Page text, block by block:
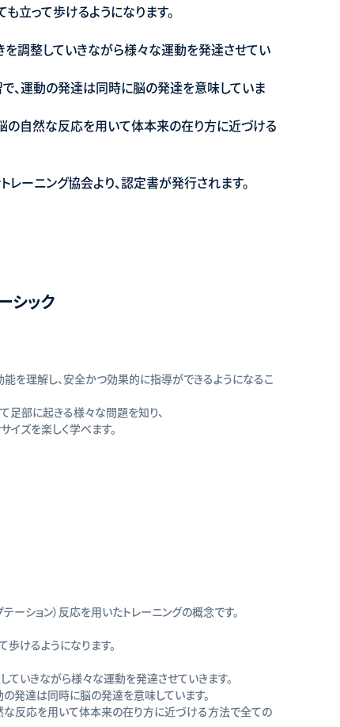
立って歩けるようになります。
調整していきながら様々な運動を発達させてい
、運動の発達は同時に脳の発達を意味していま
の自然な反応を用いて体本来の在り方に近づける
ーニング協会より、認定書が発行されます。
シック
を理解し、安全かつ効果的に指導ができるようになるこ
足部に起きる様々な問題を知り、
ズを楽しく学べます。
ーション）反応を用いたトレーニングの概念です。
歩けるようになります。
いきながら様々な運動を発達させていきます。
発達は同時に脳の発達を意味しています。
な反応を用いて体本来の在り方に近づける方法で全ての